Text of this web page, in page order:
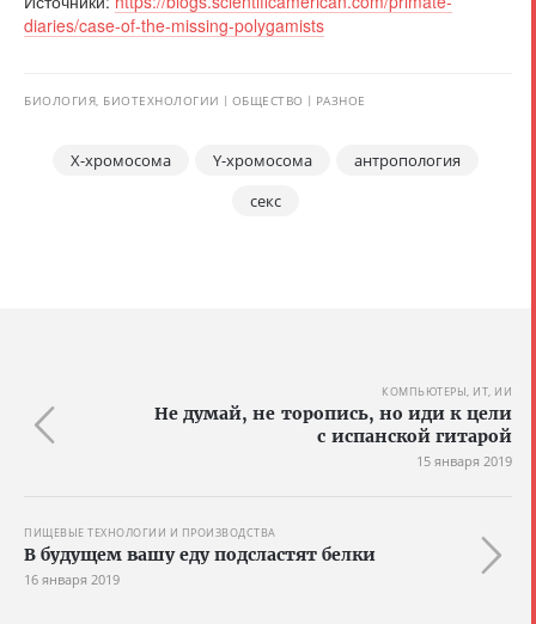
diaries/case-of-the-missing-polygamists
БИОЛОГИЯ, БИОТЕХНОЛОГИИ ОБЩЕСТВО РАЗНОЕ
X-хромосома Y-хромосома
антропология
секс
КОМПЬЮТЕРЫ, ИТ, ИИ
Не думай, не торопись, но иди к цели
с испанской гитарой
15 января 2019
ПИЩЕВЫЕ ТЕХНОЛОГИИ И ПРОИЗВОДСТВА
В будущем вашу еду подсластят белки
16 января 2019